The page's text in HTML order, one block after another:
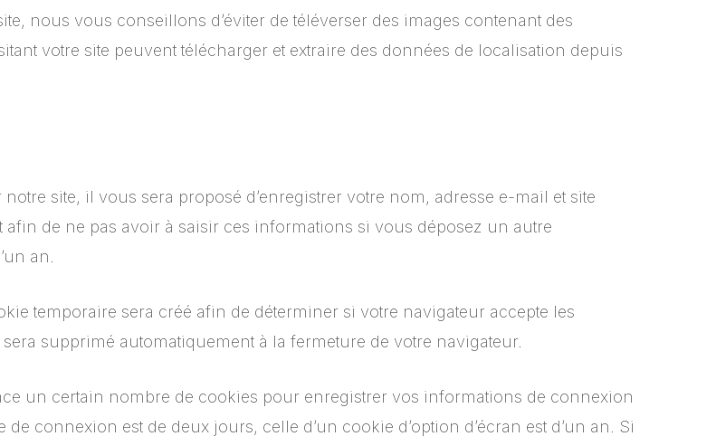
nous vous conseillons d’éviter de téléverser des images contenant des
votre site peuvent télécharger et extraire des données de localisation depuis
site, il vous sera proposé d’enregistrer votre nom, adresse e-mail et site
de ne pas avoir à saisir ces informations si vous déposez un autre
an.
temporaire sera créé afin de déterminer si votre navigateur accepte les
supprimé automatiquement à la fermeture de votre navigateur.
un certain nombre de cookies pour enregistrer vos informations de connexion
connexion est de deux jours, celle d’un cookie d’option d’écran est d’un an. Si